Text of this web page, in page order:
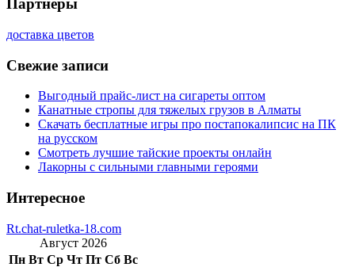
Партнеры
доставка цветов
Свежие записи
Выгодный прайс-лист на сигареты оптом
Канатные стропы для тяжелых грузов в Алматы
Скачать бесплатные игры про постапокалипсис на ПК
на русском
Смотреть лучшие тайские проекты онлайн
Лакорны с сильными главными героями
Интересное
Rt.chat-ruletka-18.com
Август 2026
Пн Вт Ср Чт Пт Сб Вс